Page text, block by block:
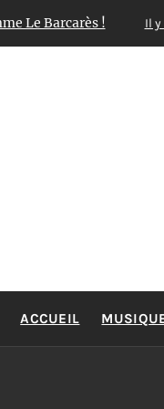
Barcarès ! Il y a 1 an
Reportages
ACCUEIL